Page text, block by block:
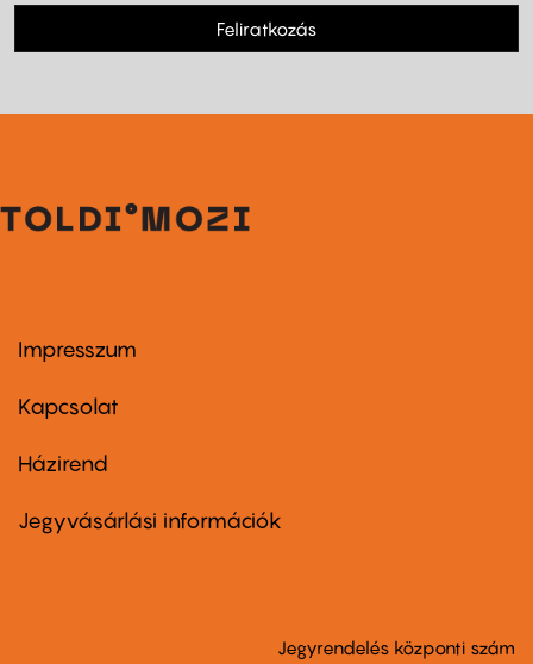
Feliratkozás
Footer
first
Impresszum
Kapcsolat
Footer
second
Házirend
Jegyvásárlási információk
Jegyrendelés központi szám